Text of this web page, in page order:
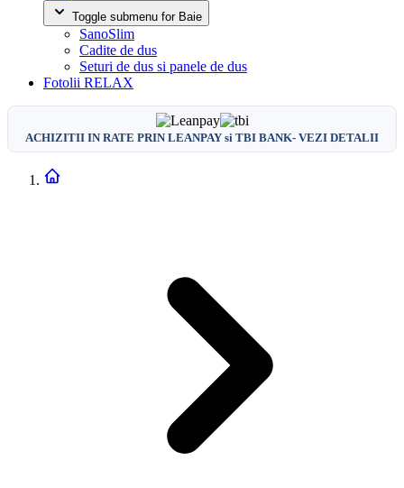
Toggle submenu for Baie
SanoSlim
Cadite de dus
Seturi de dus si panele de dus
Fotolii RELAX
ACHIZITII IN RATE PRIN LEANPAY si TBI BANK- VEZI DETALII